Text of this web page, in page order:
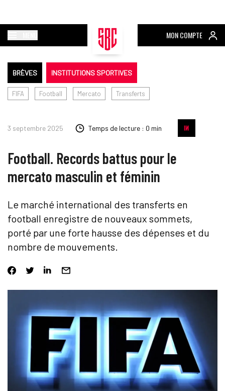
MON COMPTE
BRÈVES INSTITUTIONS SPORTIVES
FIFA Football Mercato Transferts
3 septembre 2025 Temps de lecture : 0 min
Football. Records battus pour le
mercato masculin et féminin
Le marché international des transferts en
football enregistre de nouveaux sommets,
porté par une forte hausse des dépenses et du
nombre de mouvements.